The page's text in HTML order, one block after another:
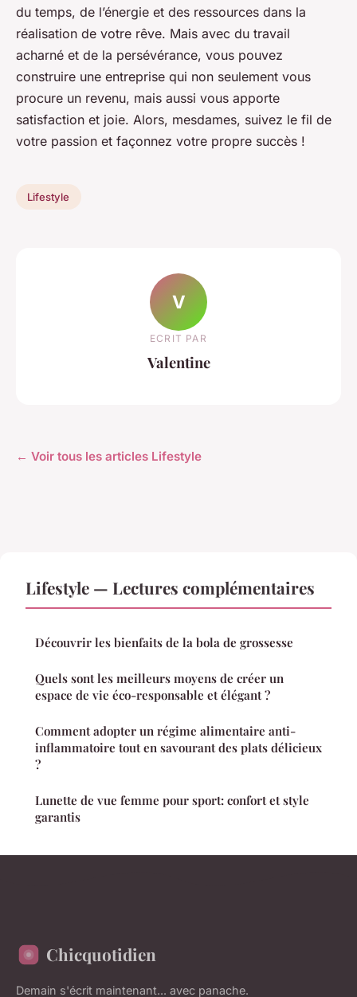
du temps, de l’énergie et des ressources dans la
réalisation de votre rêve. Mais avec du travail
acharné et de la persévérance, vous pouvez
construire une entreprise qui non seulement vous
procure un revenu, mais aussi vous apporte
satisfaction et joie. Alors, mesdames, suivez le fil de
votre passion et façonnez votre propre succès !
Lifestyle
V
ECRIT PAR
Valentine
← Voir tous les articles Lifestyle
Lifestyle — Lectures complémentaires
Découvrir les bienfaits de la bola de grossesse
Quels sont les meilleurs moyens de créer un
espace de vie éco-responsable et élégant ?
Comment adopter un régime alimentaire anti-
inflammatoire tout en savourant des plats délicieux
?
Lunette de vue femme pour sport: confort et style
garantis
Chicquotidien
Demain s'écrit maintenant... avec panache.